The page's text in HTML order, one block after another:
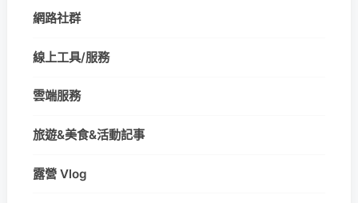
網路社群
線上工具/服務
雲端服務
旅遊&美食&活動記事
露營 Vlog